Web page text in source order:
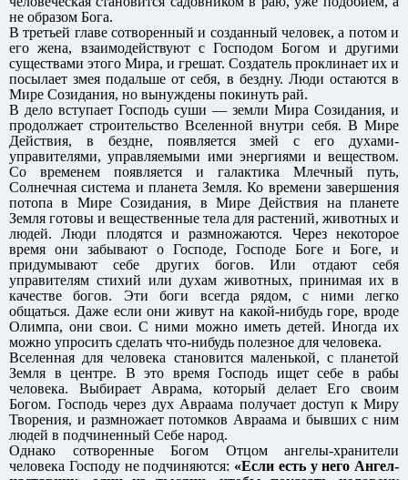
не образом Бога.
В третьей главе сотворенный и созданный человек, а потом и
его жена, взаимодействуют с Господом Богом и другими
существами этого Мира, и грешат. Создатель проклинает их и
посылает змея подальше от себя, в бездну. Люди остаются в
Мире Созидания, но вынуждены покинуть рай.
В дело вступает Господь суши — земли Мира Созидания, и
продолжает строительство Вселенной внутри себя. В Мире
Действия, в бездне, появляется змей с его духами-
управителями, управляемыми ими энергиями и веществом.
Со временем появляется и галактика Млечный путь,
Солнечная система и планета Земля. Ко времени завершения
потопа в Мире Созидания, в Мире Действия на планете
Земля готовы и вещественные тела для растений, животных и
людей. Люди плодятся и размножаются. Через некоторое
время они забывают о Господе, Господе Боге и Боге, и
придумывают себе других богов. Или отдают себя
управителям стихий или духам животных, принимая их в
качестве богов. Эти боги всегда рядом, с ними легко
общаться. Даже если они живут на какой-нибудь горе, вроде
Олимпа, они свои. С ними можно иметь детей. Иногда их
можно упросить сделать что-нибудь полезное для человека.
Вселенная для человека становится маленькой, с планетой
Земля в центре. В это время Господь ищет себе в рабы
человека. Выбирает Аврама, который делает Его своим
Богом. Господь через дух Авраама получает доступ к Миру
Творения, и размножает потомков Авраама и бывших с ним
людей в подчиненный Себе народ.
Однако сотворенные Богом Отцом ангелы-хранители
человека Господу не подчиняются: «Если есть у него Ангел-